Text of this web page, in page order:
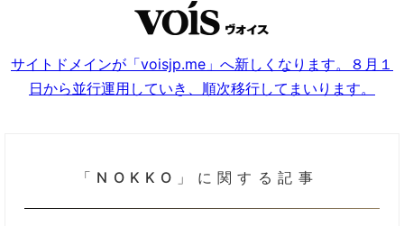
サイトドメインが「voisjp.me」へ新しくなります。８月１
日から並行運用していき、順次移行してまいります。
「NOKKO」に関する記事